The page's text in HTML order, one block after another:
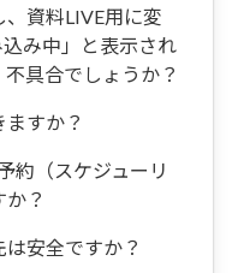
資料LIVE用に変
み中」と表示され
具合でしょうか？
すか？
約（スケジューリ
？
安全ですか？